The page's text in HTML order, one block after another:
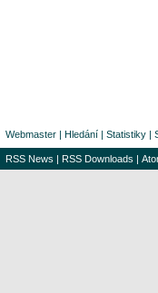
Webmaster | Hledání | Statistiky |
RSS News | RSS Downloads |